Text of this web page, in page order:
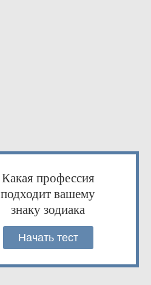
Какая профессия
подходит вашему
знаку зодиака
Начать тест